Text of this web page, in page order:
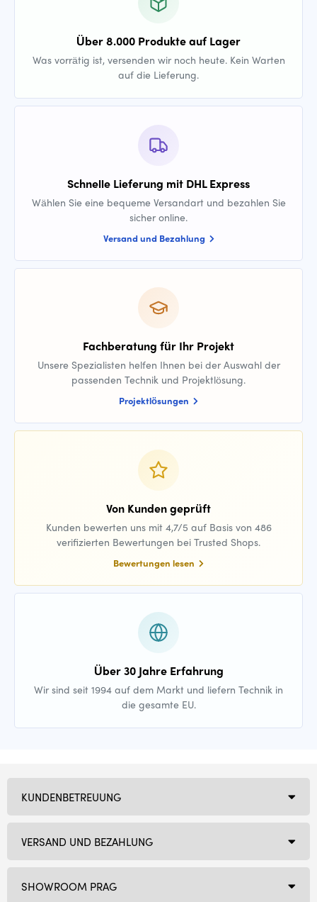
Über 8.000 Produkte auf Lager
Was vorrätig ist, versenden wir noch heute. Kein Warten
auf die Lieferung.
Schnelle Lieferung mit DHL Express
Wählen Sie eine bequeme Versandart und bezahlen Sie
sicher online.
Versand und Bezahlung
Fachberatung für Ihr Projekt
Unsere Spezialisten helfen Ihnen bei der Auswahl der
passenden Technik und Projektlösung.
Projektlösungen
Von Kunden geprüft
Kunden bewerten uns mit 4,7/5 auf Basis von 486
verifizierten Bewertungen bei Trusted Shops.
Bewertungen lesen
Über 30 Jahre Erfahrung
Wir sind seit 1994 auf dem Markt und liefern Technik in
die gesamte EU.
SHOWROOM PRAG
KUNDENBETREUUNG
VERSAND UND BEZAHLUNG